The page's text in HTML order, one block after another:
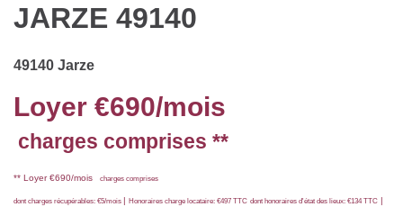
JARZE 49140
49140 Jarze
Loyer €690/mois
charges comprises **
** Loyer €690/mois charges comprises
dont charges récupérables: €5/mois | Honoraires charge locataire: €497 TTC dont honoraires d'état des lieux: €134 TTC |